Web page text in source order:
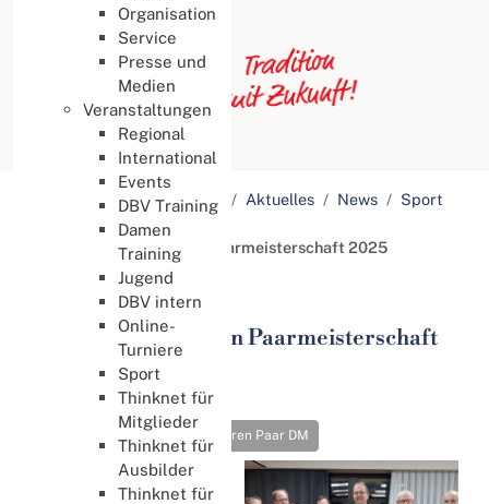
Organisation
Service
Presse und
Medien
Veranstaltungen
Regional
International
Events
DBV Training
Damen
Training
Jugend
DBV intern
Online-
Turniere
Sport
Thinknet für
Mitglieder
Thinknet für
Ausbilder
Thinknet für
Aktuelle Seite: Startseite Aktuelles News
Sport
Meisterschaften
62. Deutsche Herren Paarmeisterschaft 2025
Sport
62. Deutsche Herren Paarmeisterschaft
16. November 2025
Meisterschaften Herren Paar DM
Die 62. Deutsche